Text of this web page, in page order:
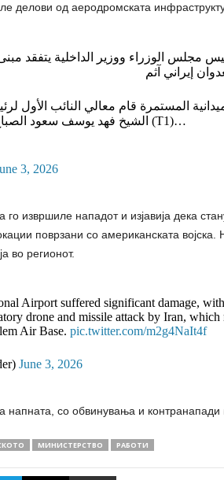
делови од аеродромската
إيراني آثم
المستمرة قام معالي النائب الأول
الشيخ فهد يوسف سعود الصباح بجولة تفقدية على مبنى الركاب (T1)…
3, 2026
го извршиле нападот и изјавија дека
поврзани со американската војска.
во регионот.
Airport suffered significant damage,
drone and missile attack by Iran,
Air Base. pic.twitter.com/m2g4NaIt4f
June 3, 2026
напната, со обвинувања и
МИНИСТЕРСТВО РАБОТИ